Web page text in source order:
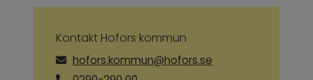
Kontakt Hofors kommun
hofors.kommun@hofors.se